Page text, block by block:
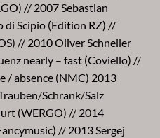
// 2007 Sebastian
di Scipio (Edition RZ) //
// 2010 Oliver Schneller
nearly – fast (Coviello) //
/ absence (NMC) 2013
Schrank/Salz
(WERGO) // 2014
// 2013 Sergej